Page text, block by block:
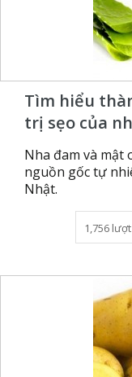
Tìm hiểu
trị sẹo của
Nha đam và mật
nguồn gốc tự
Nhật.
1,756